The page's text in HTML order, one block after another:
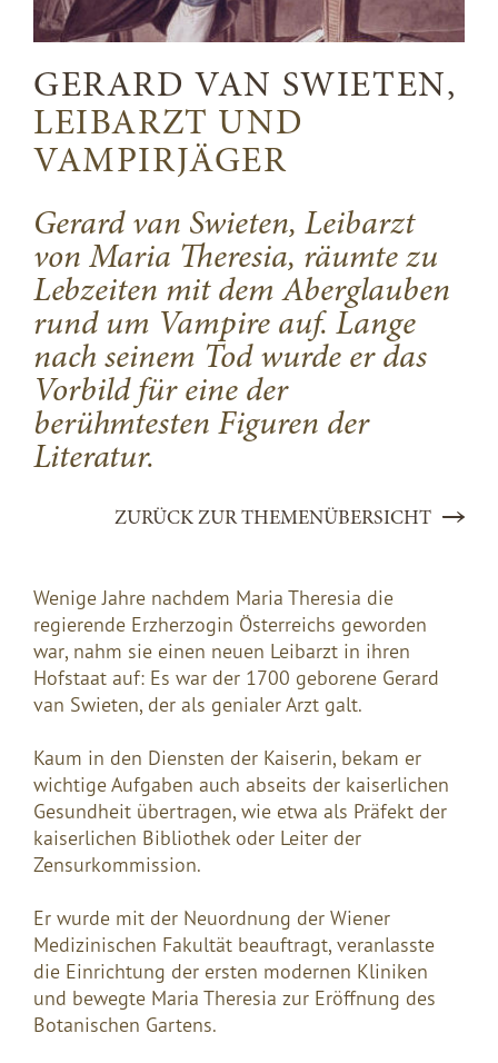
GERARD VAN SWIETEN,
LEIBARZT UND
VAMPIRJÄGER
Gerard van Swieten, Leibarzt
von Maria Theresia, räumte zu
Lebzeiten mit dem Aberglauben
rund um Vampire auf. Lange
nach seinem Tod wurde er das
Vorbild für eine der
berühmtesten Figuren der
Literatur.
ZURÜCK ZUR THEMENÜBERSICHT
Wenige Jahre nachdem Maria Theresia die
regierende Erzherzogin Österreichs geworden
war, nahm sie einen neuen Leibarzt in ihren
Hofstaat auf: Es war der 1700 geborene Gerard
van Swieten, der als genialer Arzt galt.
Kaum in den Diensten der Kaiserin, bekam er
wichtige Aufgaben auch abseits der kaiserlichen
Gesundheit übertragen, wie etwa als Präfekt der
kaiserlichen Bibliothek oder Leiter der
Zensurkommission.
Er wurde mit der Neuordnung der Wiener
Medizinischen Fakultät beauftragt, veranlasste
die Einrichtung der ersten modernen Kliniken
und bewegte Maria Theresia zur Eröffnung des
Botanischen Gartens.